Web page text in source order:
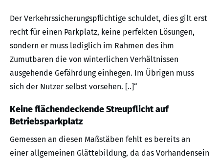
Der Verkehrssicherungspflichtige schuldet, dies gilt erst
recht für einen Parkplatz, keine perfekten Lösungen,
sondern er muss lediglich im Rahmen des ihm
Zumutbaren die von winterlichen Verhältnissen
ausgehende Gefährdung einhegen. Im Übrigen muss
sich der Nutzer selbst vorsehen. [..]“
Keine flächendeckende Streupflicht auf
Betriebsparkplatz
Gemessen an diesen Maßstäben fehlt es bereits an
einer allgemeinen Glättebildung, da das Vorhandensein